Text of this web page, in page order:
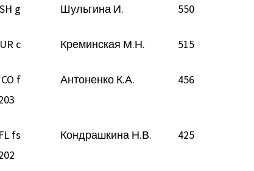
g Шульгина И. 550
c Креминская М.Н. 515
f
Антоненко К.А. 456
fs
Кондрашкина Н.В. 425